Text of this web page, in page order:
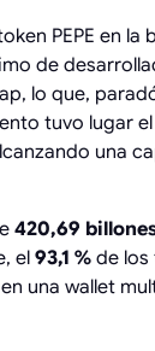
PEPE en
de
lo que,
tuvo lugar
una
420,69
el93,1 % de los
una wallet